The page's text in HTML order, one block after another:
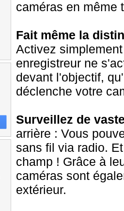
caméras en même
Fait même la
Activez
enregistreur ne
devant l'objectif,
déclenche votre
Surveillez de
arrière : Vous
sans fil via radio.
champ ! Grâce à
caméras sont
extérieur.